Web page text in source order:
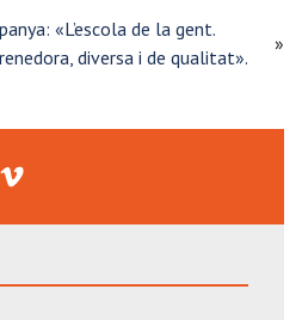
«L’escola de la gent.
diversa i de qualitat».
»